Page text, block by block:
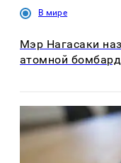
В мире
Мэр Нагасаки
атомной